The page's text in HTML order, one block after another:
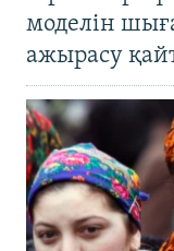
моделін
ажырасу